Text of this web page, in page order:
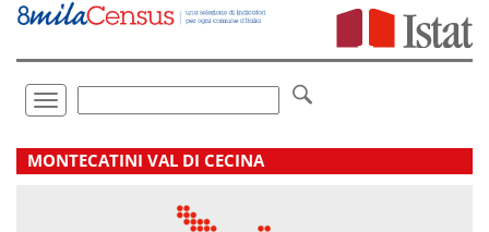
Vai
direttamente
Toggle
navigation
.
MONTECATINI VAL DI CECINA